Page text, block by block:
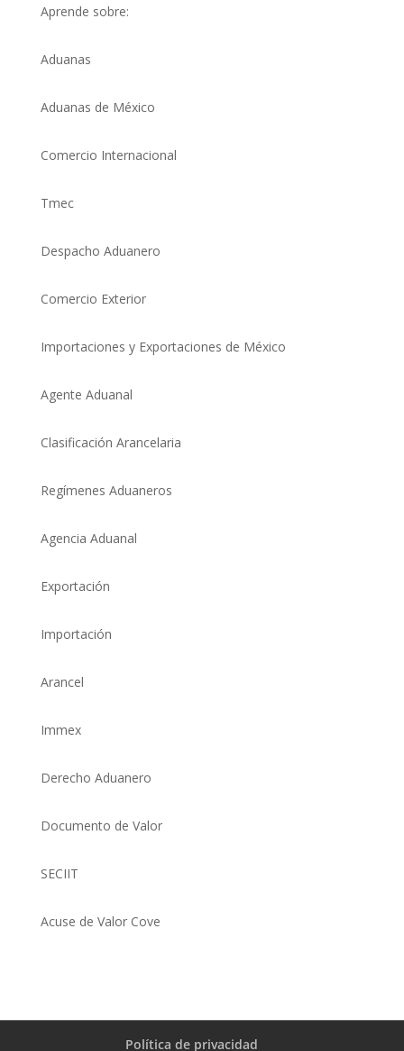
Aprende sobre:
Aduanas
Aduanas de México
Comercio Internacional
Tmec
Despacho Aduanero
Comercio Exterior
Importaciones y Exportaciones de México
Agente Aduanal
Clasificación Arancelaria
Regímenes Aduaneros
Agencia Aduanal
Exportación
Importación
Arancel
Immex
Derecho Aduanero
Documento de Valor
SECIIT
Acuse de Valor Cove
Política de privacidad